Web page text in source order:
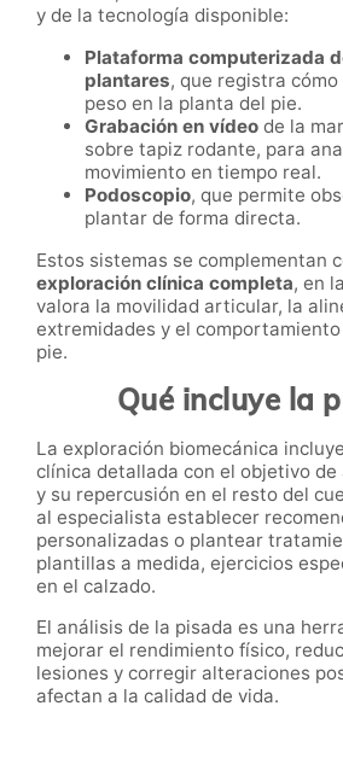
y de la tecnología disponible:
Plataforma computerizada
plantares, que registra
peso en la planta del pie.
Grabación en vídeo de la
sobre tapiz rodante, para
movimiento en tiempo real.
Podoscopio, que permite
plantar de forma directa.
Estos sistemas se complementan
exploración clínica completa, en
valora la movilidad articular, la
extremidades y el
pie.
Qué incluye la
La exploración biomecánica
clínica detallada con el objetivo de
y su repercusión en el resto del
al especialista establecer
personalizadas o plantear
plantillas a medida, ejercicios
en el calzado.
El análisis de la pisada es una
mejorar el rendimiento físico,
lesiones y corregir alteraciones
afectan a la calidad de vida.